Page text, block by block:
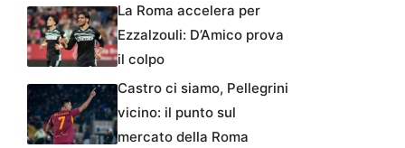
La Roma accelera per
Ezzalzouli: D’Amico prova
il colpo
Castro ci siamo, Pellegrini
vicino: il punto sul
mercato della Roma